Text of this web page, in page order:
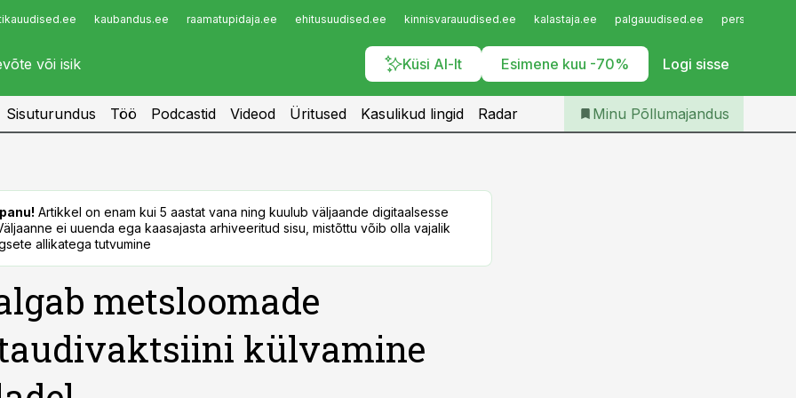
kaubandus.ee raamatupidaja.ee ehitusuudised.ee kinnisvarauudised.ee kalastaja.ee palgauudised.ee
Küsi AI-lt Esimene kuu -70% Logi sisse
Infopank
Iseteenindus
Telli Põllumajandus
Sisuturundus Töö Podcastid Videod Üritused Kasulikud lingid Radar Minu Põllumajandus
Artikkel on enam kui 5 aastat vana ning kuulub väljaande digitaalsesse
ei uuenda ega kaasajasta arhiveeritud sisu, mistõttu võib olla vajalik
allikatega tutvumine
metsloomade
külvamine